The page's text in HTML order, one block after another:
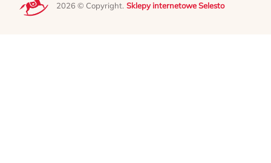
2026 © Copyright. Sklepy internetowe Selesto